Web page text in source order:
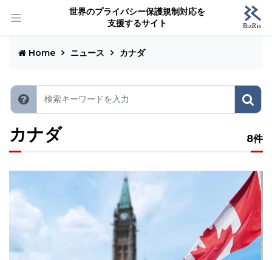
世界のプライバシー保護規制対応を
支援するサイト
Home ニュース カナダ
カナダ 8件